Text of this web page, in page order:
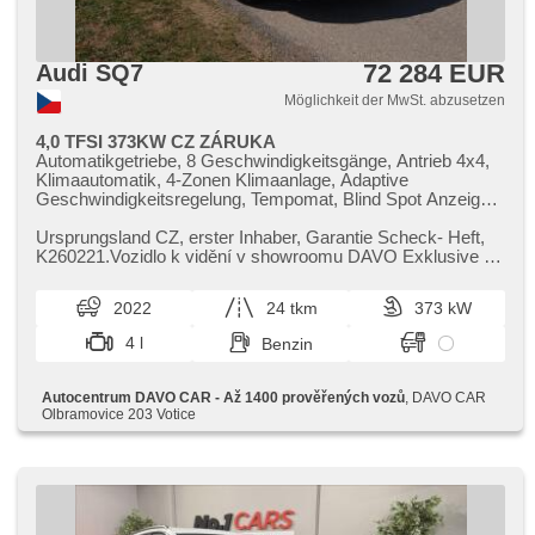
Audi SQ7 72 284 EUR
Möglichkeit der MwSt. abzusetzen
4,0 TFSI 373KW CZ ZÁRUKA
Automatikgetriebe, 8 Geschwindigkeitsgänge, Antrieb 4x4,
Klimaautomatik, 4-Zonen Klimaanlage, Adaptive
Geschwindigkeitsregelung, Tempomat, Blind Spot Anzeige,
jízdního pruhu, hlídání provozu při couvání (RCTA),
Überwachung der Ermüdung des Fahrers, 360°
senzory přední, parkovací senzory zadní, automatikparken,
Parkassistent, LED matrixové světlomety, LED adaptivní
světlomety, Vorderlichter LED, Heck LED Leuchte, LED
denní svícení, automatické přepínání dálkových světel,
Scheinwerferwaschanlagen, Panoramadach,
Reifendrucksensor, Anhängerkupplung, el. tažné zařízení,
El. Dachfenster, beheizte Sitze, vyhřívaná zadní sedadla,
Lederpolsterung, Ledersitze, Sportsitze, höheneinstellbare
Fahrersitz, höheneinstellbare Sitze, Positionssitze, Teilbare
Rücksitzbank, třetí řada sedadel, Standheizung,
Ursprungsland CZ,​ erster Inhaber,​ Garantie Scheck​- Heft,​
K260221.Vozidlo k vidění v showroomu DAVO Exklusive ,​
2022 24 tkm
373 kW
4 l
Benzin
Autocentrum DAVO CAR - Až 1400 prověřených vozů , DAVO CAR
Olbramovice 203 Votice